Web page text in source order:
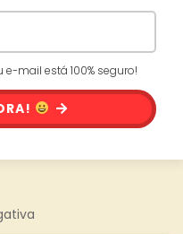
mail está 100% seguro!